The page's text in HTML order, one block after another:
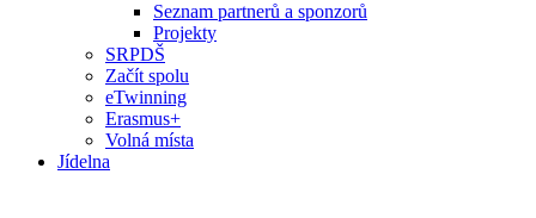
Seznam partnerů a sponzorů
Projekty
SRPDŠ
Začít spolu
eTwinning
Erasmus+
Volná místa
Jídelna